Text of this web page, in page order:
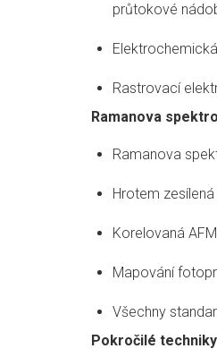
průtokové
Rastrovací
Ramanova
Ramanova
Hrotem
Korelovaná
Mapování
Všechny
Pokročilé